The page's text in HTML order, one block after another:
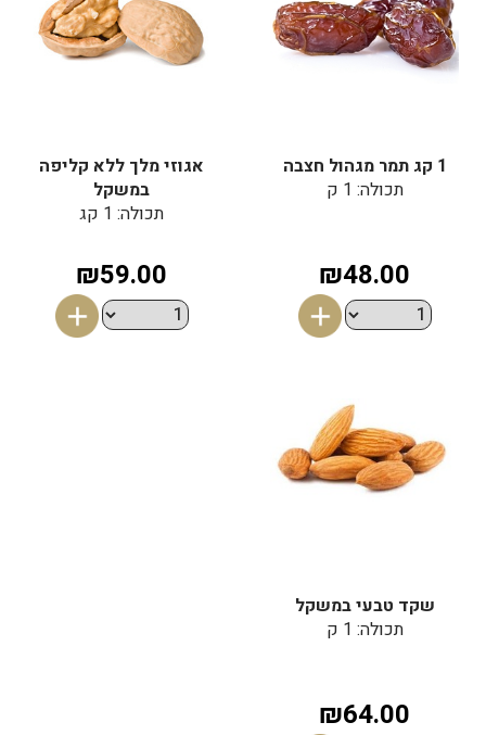
1 קג תמר מגהול חצבה
תכולה: 1 ק
₪48.00
אגוזי מלך ללא קליפה
במשקל
תכולה: 1 קג
₪59.00
שקד טבעי במשקל
תכולה: 1 ק
₪64.00